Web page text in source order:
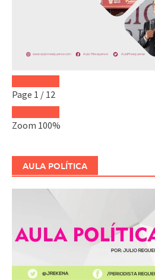
Page 1 / 12
Zoom 100%
AULA POLÍTICA